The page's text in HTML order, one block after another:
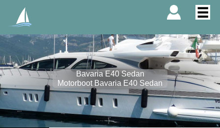
Bavaria E40 Sedan
Motorboot Bavaria E40 Sedan